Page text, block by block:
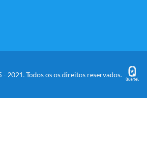
2021. Todos os os direitos reservados.